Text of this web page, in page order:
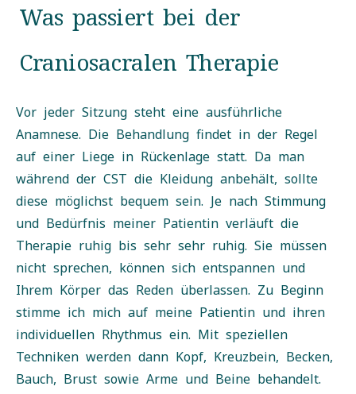
Was passiert bei der
Craniosacralen Therapie
Vor jeder Sitzung steht eine ausführliche
Anamnese. Die Behandlung findet in der Regel
auf einer Liege in Rückenlage statt. Da man
während der CST die Kleidung anbehält, sollte
diese möglichst bequem sein. Je nach Stimmung
und Bedürfnis meiner Patientin verläuft die
Therapie ruhig bis sehr sehr ruhig. Sie müssen
nicht sprechen, können sich entspannen und
Ihrem Körper das Reden überlassen. Zu Beginn
stimme ich mich auf meine Patientin und ihren
individuellen Rhythmus ein. Mit speziellen
Techniken werden dann Kopf, Kreuzbein, Becken,
Bauch, Brust sowie Arme und Beine behandelt.